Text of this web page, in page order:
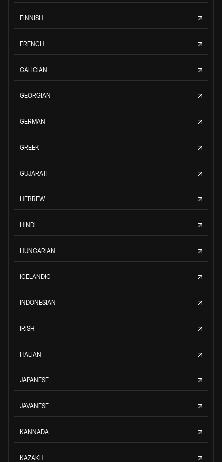
FINNISH
FRENCH
GALICIAN
GEORGIAN
GERMAN
GREEK
GUJARATI
HEBREW
HINDI
HUNGARIAN
ICELANDIC
INDONESIAN
IRISH
ITALIAN
JAPANESE
JAVANESE
KANNADA
KAZAKH